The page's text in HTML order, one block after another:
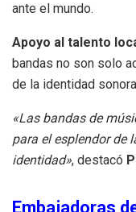
ante el mundo.
Apoyo al talento
bandas no son solo
de la identidad
«Las bandas de
para el esplendor de
identidad», destacó
Embajadoras